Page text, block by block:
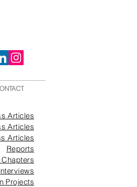
Articles
Articles
Articles
Reports
Projects